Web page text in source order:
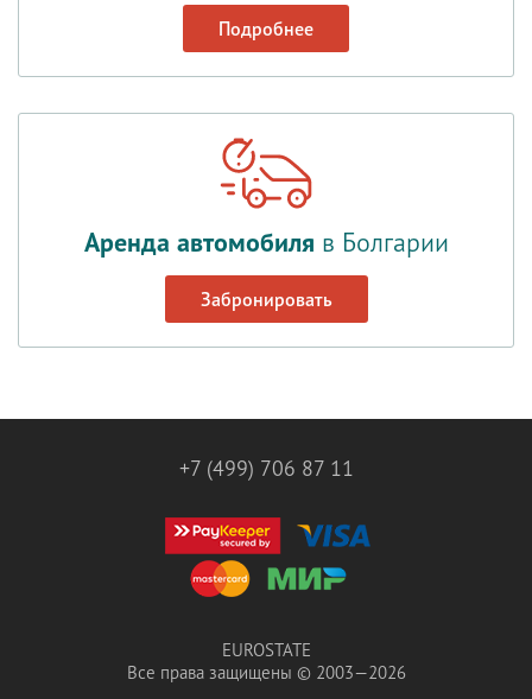
Подробнее
Аренда автомобиля в Болгарии
Забронировать
+7 (499) 706 87 11
EUROSTATE
Все права защищены © 2003—2026